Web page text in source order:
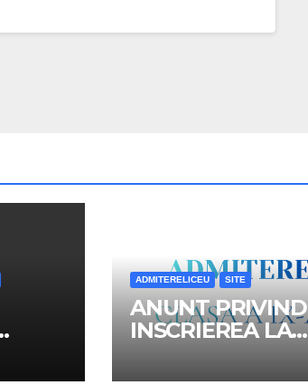
ADMITERELICEU SITE
ANUNT PRIVIND
INSCRIEREA LA
REPARTIZATI IN